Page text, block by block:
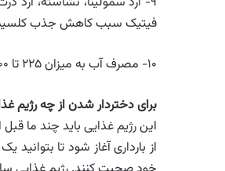
فیتیک سبب کاهش جذب
۱۰- مصرف آب به میزان ۲۲۵ تا ۳۰۰ میلی‌گرم در روز برای کمک به جذب کلسیم.
برای دختردار شدناز چه رژیم
این رژیم غذایی باید چند ما
از بارداری آغاز شود تا